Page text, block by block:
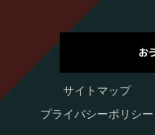
サイトマップ
プライバシーポリシー